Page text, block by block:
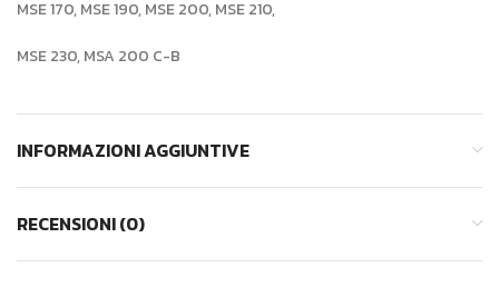
MSE 170, MSE 190, MSE 200, MSE 210,
MSE 230, MSA 200 C-B
INFORMAZIONI AGGIUNTIVE
RECENSIONI (0)